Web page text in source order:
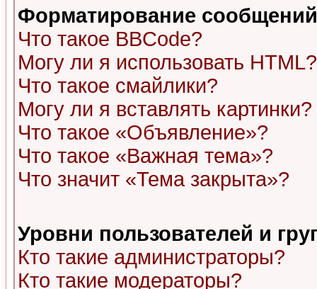
Форматирование
Что такое BBCode?
Могу ли я использовать HTML?
Что такое смайлики?
Могу ли я вставлять картинки?
Что такое «Объявление»?
Что такое «Важная тема»?
Что значит «Тема закрыта»?
Уровни пользователей и
Кто такие администраторы?
Кто такие модераторы?